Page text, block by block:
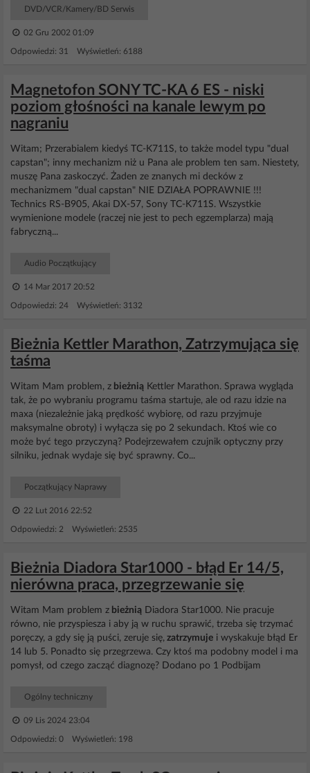
DVD/VCR/Kamery/BD Serwis
02 Gru 2002 01:09
Odpowiedzi: 31 Wyświetleń: 6188
Magnetofon SONY TC-KA 6 ES - niski
poziom głośności na kanale lewym po
nagraniu
Witam; Przerabialem kiedyś TC-K711S, to także model typu "dual
capstan"; inny mechanizm niż u Pana ale problem ten sam. Niestety,
muszę Pana zaskoczyć. Żaden ze znanych mi decków z
mechanizmem "dual capstan" NIE DZIAŁA POPRAWNIE !!!
Technics RS-B905, Akai DX-57, Sony TC-K711S. Wszystkie
wymienione modele (raczej nie jest to pech egzemplarza) mają
fabryczną...
Audio Początkujący
14 Mar 2017 20:52
Odpowiedzi: 24 Wyświetleń: 3132
Bieżnia Kettler Marathon, Zatrzymująca się
taśma
Witam Mam problem, z bieżnią Kettler Marathon. Sprawa wygląda
tak, że po wybraniu programu taśma startuje, ale od razu idzie na
maxa (niezależnie jaką prędkość wybiorę, od razu przyjmuje
maksymalne obroty) i wyłącza się po 2 sekundach. Ktoś wie co
może być tego przyczyną? Podejrzewałem czujnik optyczny przy
silniku, jednak wydaje się być sprawny. Co...
Początkujący Naprawy
22 Lut 2016 22:52
Odpowiedzi: 2 Wyświetleń: 2535
Bieżnia Diadora Star1000 - błąd Er 14/5,
nierówna praca, przegrzewanie się
Witam Mam problem z bieżnią Diadora Star1000. Nie pracuje
równo, nie przyspiesza i aby ją w ruchu sprawić, trzeba się trzymać
poręczy, a gdy się ją puści, zeruje się, zatrzymuje i wyskakuje błąd Er
14 lub 5. Ponadto się przegrzewa. Czy ktoś ma podobny model i ma
pomysł, od czego zacząć diagnozę? Dodano po 1 Podbijam
Ogólny techniczny
09 Lis 2024 23:04
Odpowiedzi: 0 Wyświetleń: 198